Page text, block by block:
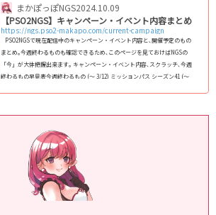
まかぽっぽNGS2024.10.09
【PSO2NGS】キャンペーン・イベント内容まとめ
https://ngs.pso2-makapo.com/current-campaign
PSO2NGSで現在配信中のキャンペーン・イベント内容と､開催予定のもの
まとめ｡今週終わるものも確認できるため､このページを見ておけばNGSの
「今」が大体把握出来ます｡ キャンペーン・イベント内容､スクラッチ､今週
終わるもの早見表今週終わるもの (～ 3/12) ミッションパス シーズン41 (～